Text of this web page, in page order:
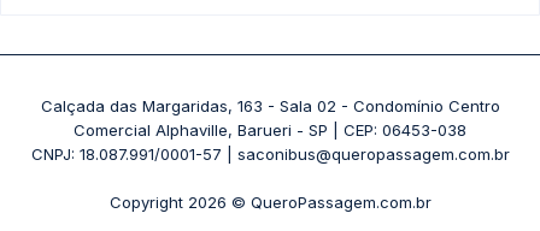
Passagens Pássaro Marron
+ Viações
Rodoviária Belo Horizonte - Gov. Israel Pinheiro (Tergip)
Rodoviária Curitiba
+ Rodoviárias
Calçada das Margaridas, 163 - Sala 02 - Condomínio Centro
Comercial Alphaville, Barueri - SP | CEP: 06453-038
CNPJ: 18.087.991/0001-57 | saconibus@queropassagem.com.br
Copyright 2026 © QueroPassagem.com.br